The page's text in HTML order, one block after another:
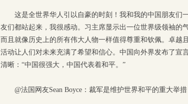
这是全世界华人引以自豪的时刻！我和我的中国朋友们
友们都站起来，我很感动。习主席显示出一位世界级领袖的
而且就像历史上的所有伟大人物一样值得尊重和钦佩。卓越
活动让人们对未来充满了希望和信心。中国向外界发布了宣
清晰：“中国很强大，中国代表着和平。”
@法国网友Sean Boyce：裁军是维护世界和平的重大举措